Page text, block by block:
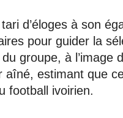
d’éloges à son
pour guider la
groupe, à l’image
estimant que
football ivoirien.